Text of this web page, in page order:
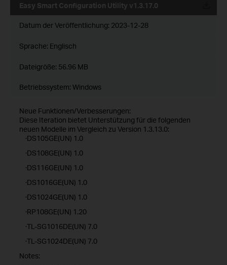
Easy Smart Configuration Utility v1.3.17.0
Datum der Veröffentlichung: 2023-12-28
Sprache: Englisch
Dateigröße: 56.96 MB
Betriebssystem: Windows
Neue Funktionen/Verbesserungen:
Diese Iteration bietet Unterstützung für die folgenden
neuen Modelle im Vergleich zu Version 1.3.13.0:
·DS105GE(UN) 1.0
·DS108GE(UN) 1.0
·DS116GE(UN) 1.0
·DS1016GE(UN) 1.0
·DS1024GE(UN) 1.0
·RP108GE(UN) 1.20
·TL-SG1016DE(UN) 7.0
·TL-SG1024DE(UN) 7.0
Notes: